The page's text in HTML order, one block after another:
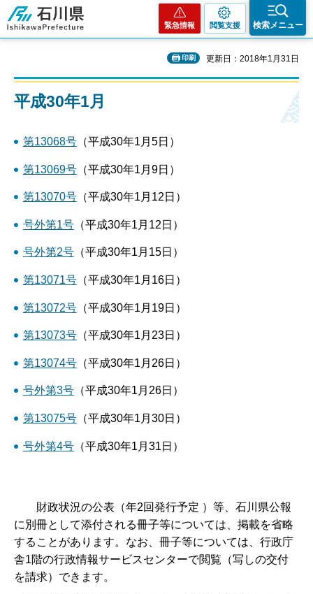
石川県
緊急情報 閲覧支援 検索メニュー
印刷 更新日：2018年1月31日
平成30年1月
第13068号（平成30年1月5日）
第13069号（平成30年1月9日）
第13070号（平成30年1月12日）
号外第1号（平成30年1月12日）
号外第2号（平成30年1月15日）
第13071号（平成30年1月16日）
第13072号（平成30年1月19日）
第13073号（平成30年1月23日）
第13074号（平成30年1月26日）
号外第3号（平成30年1月26日）
第13075号（平成30年1月30日）
号外第4号（平成30年1月31日）
財政状況の公表（年2回発行予定 ）等、石川県公報
に別冊として添付される冊子等については、掲載を省略
することがあります。なお、冊子等については、行政庁
舎1階の行政情報サービスセンターで閲覧（写しの交付
を請求）できます。